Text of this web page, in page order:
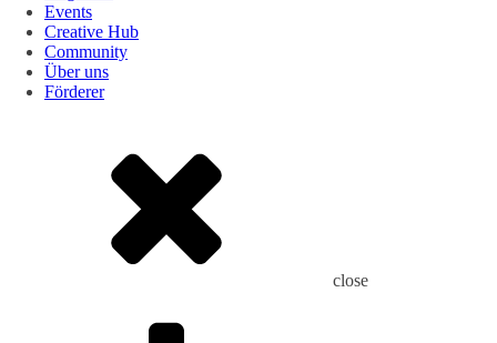
Events
Creative Hub
Community
Über uns
Förderer
close